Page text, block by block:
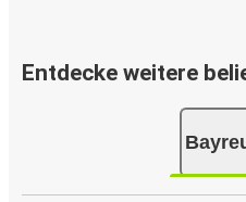
Entdecke weitere